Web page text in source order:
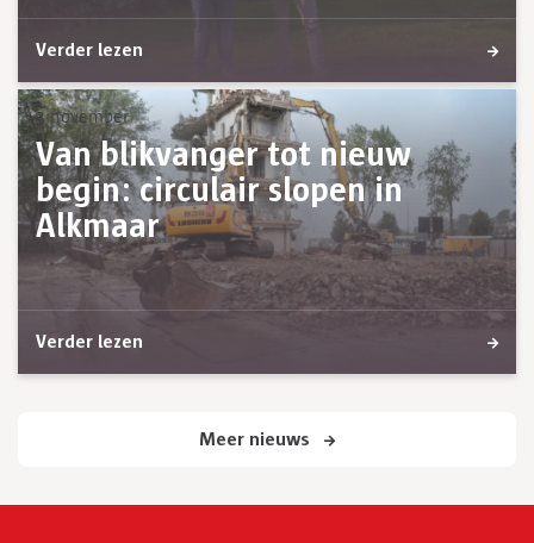
Verder lezen
3 november
Van blikvanger tot nieuw
begin: circulair slopen in
Alkmaar
Verder lezen
Meer nieuws